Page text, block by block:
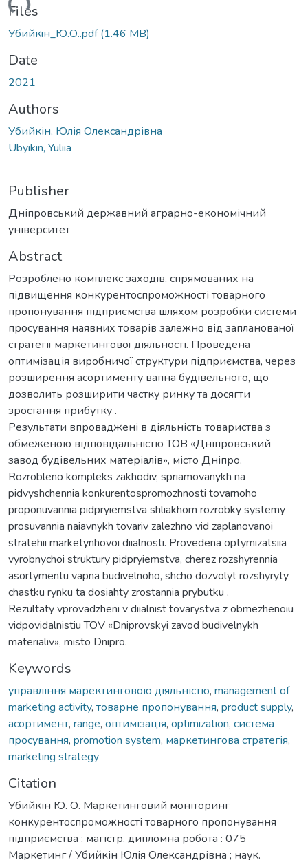
Files
Убийкiн_Ю.О..pdf(1.46 MB)
Date
2021
Authors
Убийкін, Юлія Олександрівна
Ubyikin, Yuliia
Publisher
Дніпровський державний аграрно-економічний
університет
Abstract
Розроблено комплекс заходів, спрямованих на
підвищення конкурентоспроможності товарного
пропонування підприємства шляхом розробки системи
просування наявних товарів залежно від запланованої
стратегії маркетингової діяльності. Проведена
оптимізація виробничої структури підприємства, через
розширення асортименту вапна будівельного, що
дозволить розширити частку ринку та досягти
зростання прибутку .
Результати впроваджені в діяльність товариства з
обмеженою відповідальністю ТОВ «Дніпровський
завод будівельних матеріалів», місто Дніпро.
Rozrobleno kompleks zakhodiv, spriamovanykh na
pidvyshchennia konkurentospromozhnosti tovarnoho
proponuvannia pidpryiemstva shliakhom rozrobky systemy
prosuvannia naiavnykh tovariv zalezhno vid zaplanovanoi
stratehii marketynhovoi diialnosti. Provedena optymizatsiia
vyrobnychoi struktury pidpryiemstva, cherez rozshyrennia
asortymentu vapna budivelnoho, shcho dozvolyt rozshyryty
chastku rynku ta dosiahty zrostannia prybutku .
Rezultaty vprovadzheni v diialnist tovarystva z obmezhenoiu
vidpovidalnistiu TOV «Dniprovskyi zavod budivelnykh
materialiv», misto Dnipro.
Keywords
управління маректинговою діяльністю, management of
marketing activity, товарне пропонування, product supply,
асортимент, range, оптимізація, optimization, система
просування, promotion system, маркетингова стратегія,
marketing strategy
Citation
Убийкін Ю. О. Маркетинговий моніторинг
конкурентоспроможності товарного пропонування
підприємства : магістр. дипломна робота : 075
Маркетинг / Убийкін Юлія Олександрівна ; наук.